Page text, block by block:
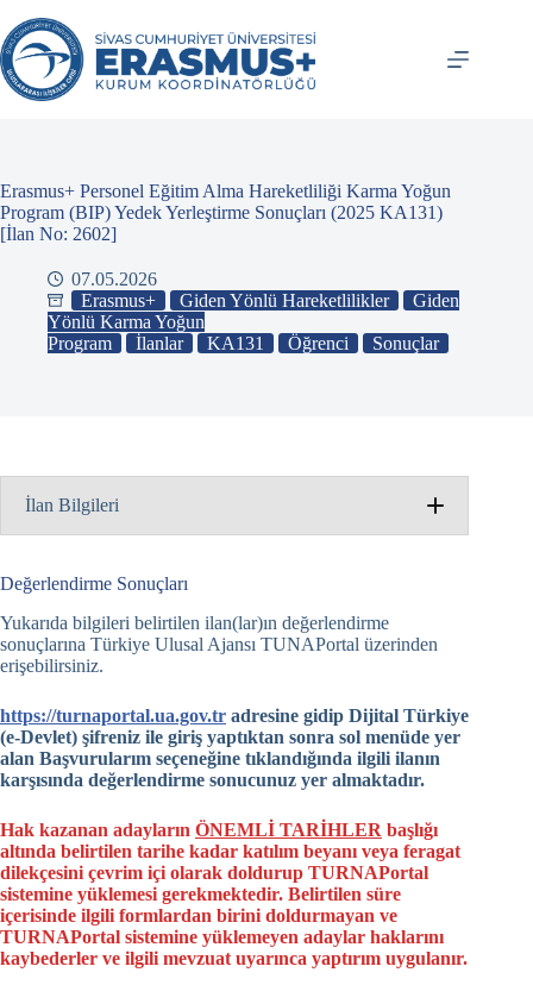
atla
Erasmus+ Personel Eğitim Alma Hareketliliği Karma Yoğun
Program (BIP) Yedek Yerleştirme Sonuçları (2025 KA131)
[İlan No: 2602]
07.05.2026
Erasmus+
Giden Yönlü Hareketlilikler
Giden
Yönlü Karma Yoğun
Program
İlanlar KA131 Öğrenci Sonuçlar
İlan Bilgileri
İlan No
İlan Adı
Erasmus+ Personel
Eğitim Alma
Eylem Türü KA131
Proje Türü Tek Projeler
Proje Yılı 2025
Proje No
2025-1-TR01-KA131-
HED-000320140
İlan Tarihi 09.02.2026
07.05.2026
Değerlendirme Sonuçları
Yukarıda bilgileri belirtilen ilan(lar)ın değerlendirme
sonuçlarına Türkiye Ulusal Ajansı TUNAPortal üzerinden
erişebilirsiniz.
https://turnaportal.ua.gov.tr adresine gidip Dijital Türkiye
(e-Devlet) şifreniz ile giriş yaptıktan sonra sol menüde yer
alan Başvurularım seçeneğine tıklandığında ilgili ilanın
karşısında değerlendirme sonucunuz yer almaktadır.
Hak kazanan adayların ÖNEMLİ TARİHLER başlığı
altında belirtilen tarihe kadar katılım beyanı veya feragat
dilekçesini çevrim içi olarak doldurup TURNAPortal
sistemine yüklemesi gerekmektedir. Belirtilen süre
içerisinde ilgili formlardan birini doldurmayan ve
TURNAPortal sistemine yüklemeyen adaylar haklarını
kaybederler ve ilgili mevzuat uyarınca yaptırım uygulanır.